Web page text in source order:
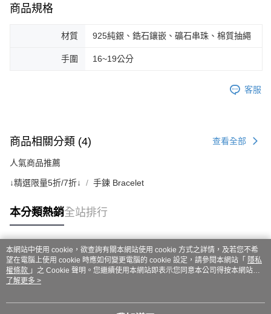
商品規格
材質 925純銀、鋯石鑲嵌、礦石串珠、棉質抽繩
手圍 16~19公分
客服
商品相關分類 (4) 查看全部
人氣商品推薦
↓精選限量5折/7折↓ 手鍊 Bracelet
本分類熱銷全站排行
熱門標籤
本網站中使用 cookie，欲查詢有關本網站使用 cookie 方式之詳情，及若您不希
望在電腦上使用 cookie 時應如何變更電腦的 cookie 設定，請參閱本網站「 隱私
權條款 」之 Cookie 聲明。您繼續使用本網站即表示您同意本公司得按本網站使
用條款之 Cookie 聲明使用 cookie。
了解更多 >